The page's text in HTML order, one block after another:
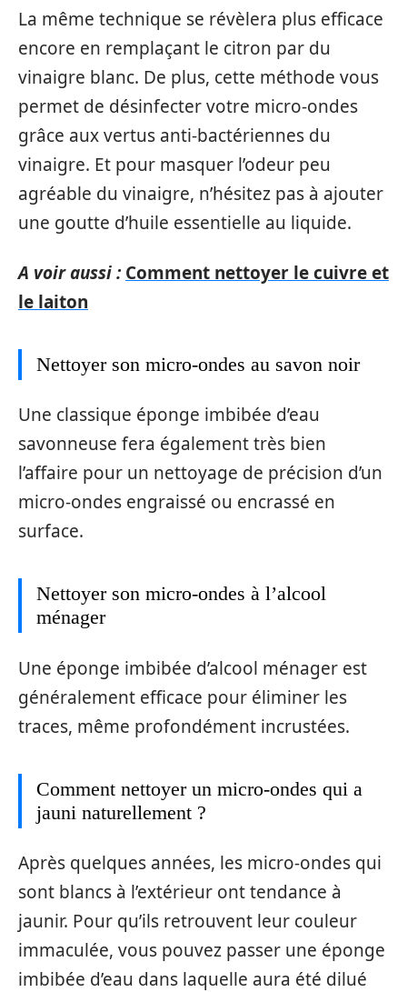
La même technique se révèlera plus efficace
encore en remplaçant le citron par du
vinaigre blanc. De plus, cette méthode vous
permet de désinfecter votre micro-ondes
grâce aux vertus anti-bactériennes du
vinaigre. Et pour masquer l’odeur peu
agréable du vinaigre, n’hésitez pas à ajouter
une goutte d’huile essentielle au liquide.
A voir aussi : Comment nettoyer le cuivre et
le laiton
Nettoyer son micro-ondes au savon noir
Une classique éponge imbibée d’eau
savonneuse fera également très bien
l’affaire pour un nettoyage de précision d’un
micro-ondes engraissé ou encrassé en
surface.
Nettoyer son micro-ondes à l’alcool
ménager
Une éponge imbibée d’alcool ménager est
généralement efficace pour éliminer les
traces, même profondément incrustées.
Comment nettoyer un micro-ondes qui a
jauni naturellement ?
Après quelques années, les micro-ondes qui
sont blancs à l’extérieur ont tendance à
jaunir. Pour qu’ils retrouvent leur couleur
immaculée, vous pouvez passer une éponge
imbibée d’eau dans laquelle aura été dilué